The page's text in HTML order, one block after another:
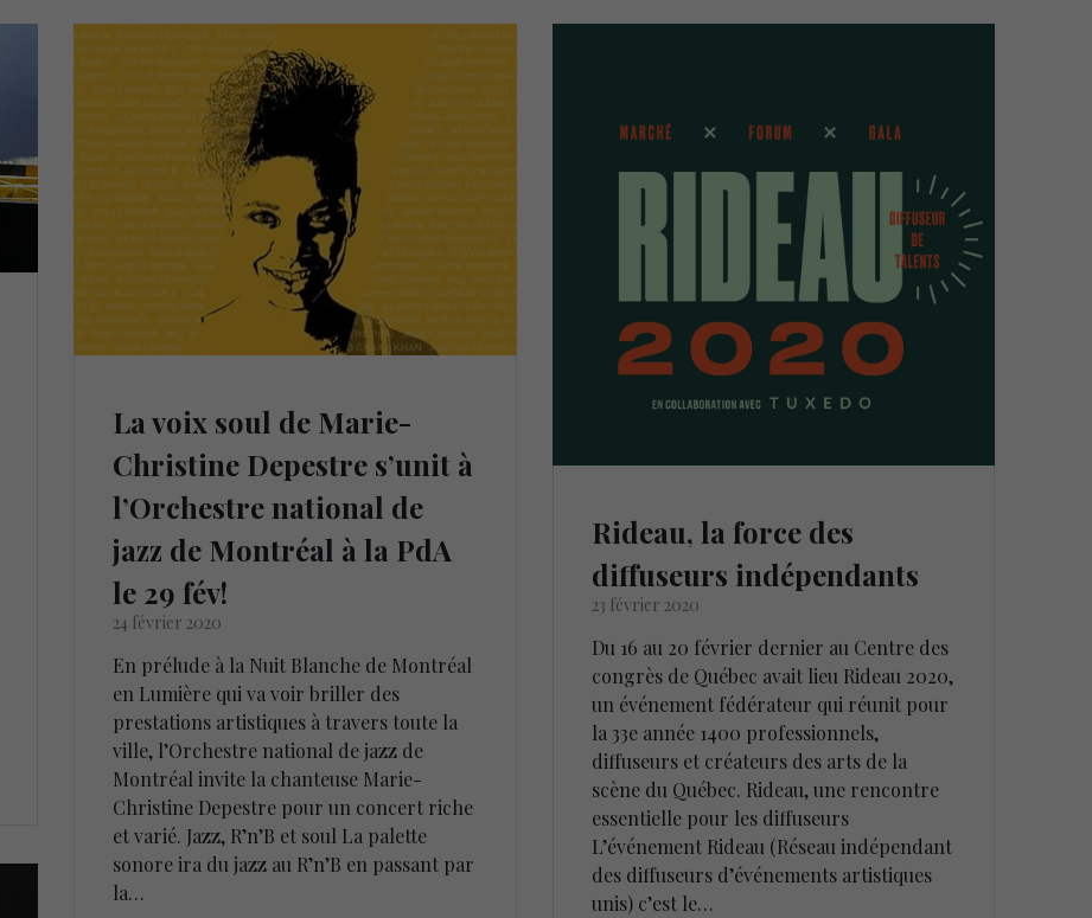
La voix soul de Marie-
Christine Depestre s’unit à
l’Orchestre national de
jazz de Montréal à la PdA
le 29 fév!
24 février 2020
En prélude à la Nuit Blanche de Montréal
en Lumière qui va voir briller des
prestations artistiques à travers toute la
ville, l’Orchestre national de jazz de
Montréal invite la chanteuse Marie-
Christine Depestre pour un concert riche
et varié. Jazz, R’n’B et soul La palette
sonore ira du jazz au R’n’B en passant par
la…
Rideau, la force des
diffuseurs indépendants
23 février 2020
Du 16 au 20 février dernier au Centre des
congrès de Québec avait lieu Rideau 2020,
un événement fédérateur qui réunit pour
la 33e année 1400 professionnels,
diffuseurs et créateurs des arts de la
scène du Québec. Rideau, une rencontre
essentielle pour les diffuseurs
L’événement Rideau (Réseau indépendant
des diffuseurs d’événements artistiques
unis) c’est le…